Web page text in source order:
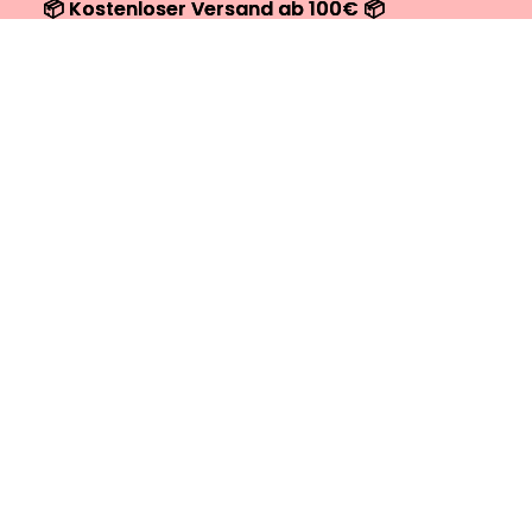
📦 Kostenloser Versand ab 100€ 📦
📦 Kostenloser Versand ab 100€ 📦